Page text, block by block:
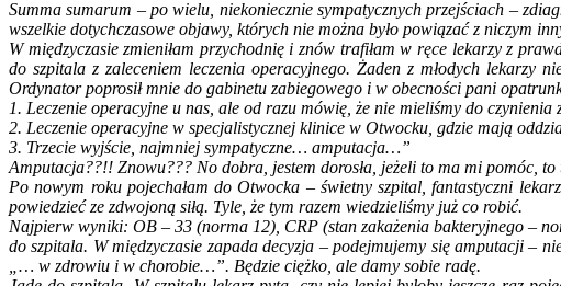
Summa sumarum – po wielu, niekoniecznie sympatycznych przejściach –
wszelkie dotychczasowe objawy, których nie można było powiązać z niczym
W międzyczasie zmieniłam przychodnię i znów trafiłam w ręce lekarzy z
do szpitala z zaleceniem leczenia operacyjnego. Żaden z młodych lekarzy
Ordynator poprosił mnie do gabinetu zabiegowego i w obecności pani
1. Leczenie operacyjne u nas, ale od razu mówię, że nie mieliśmy do
2. Leczenie operacyjne w specjalistycznej klinice w Otwocku, gdzie mają
3. Trzecie wyjście, najmniej sympatyczne… amputacja…”
Amputacja??!! Znowu??? No dobra, jestem dorosła, jeżeli to ma mi pomóc,
Po nowym roku pojechałam do Otwocka – świetny szpital, fantastyczni
powiedzieć ze zdwojoną siłą. Tyle, że tym razem wiedzieliśmy już co robić.
Najpierw wyniki: OB – 33 (norma 12), CRP (stan zakażenia bakteryjnego –
do szpitala. W międzyczasie zapada decyzja – podejmujemy się amputacji –
„… w zdrowiu i w chorobie…”. Będzie ciężko, ale damy sobie radę.